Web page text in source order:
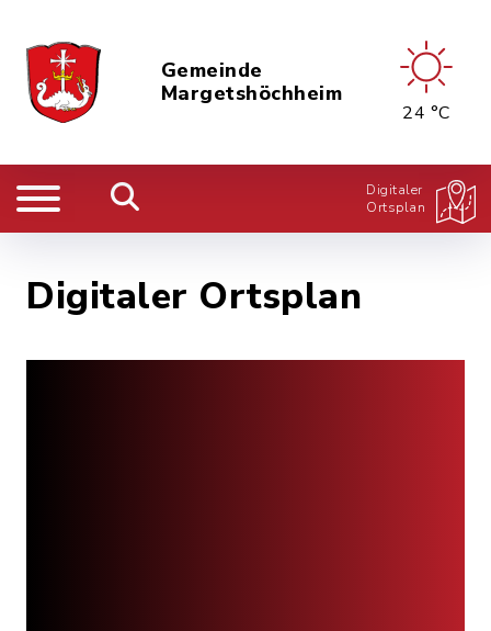
Gemeinde
Margetshöchheim
24 °C
Digitaler
Ortsplan
Digitaler Ortsplan